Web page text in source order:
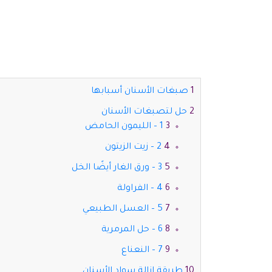
صبغات الأسنان أسبابها
حل لتصبغات الأسنان
1 – الليمون الحامض
2 – زيت الزيتون
3 – ورق الغار أيضًا الخل
4 – الفراولة
5 – العسل الطبيعي
6 – حل المرمرية
7 – النعناع